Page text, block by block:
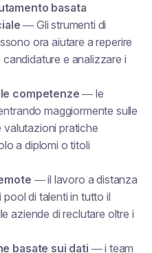
basata
— Gli strumenti di
ora aiutare a reperire
e analizzare i
competenze — le
maggiormente sulle
valutazioni pratiche
a diplomi o titoli
— il lavoro a distanza
di talenti in tutto il
aziende di reclutare oltre i
basate sui dati — i team